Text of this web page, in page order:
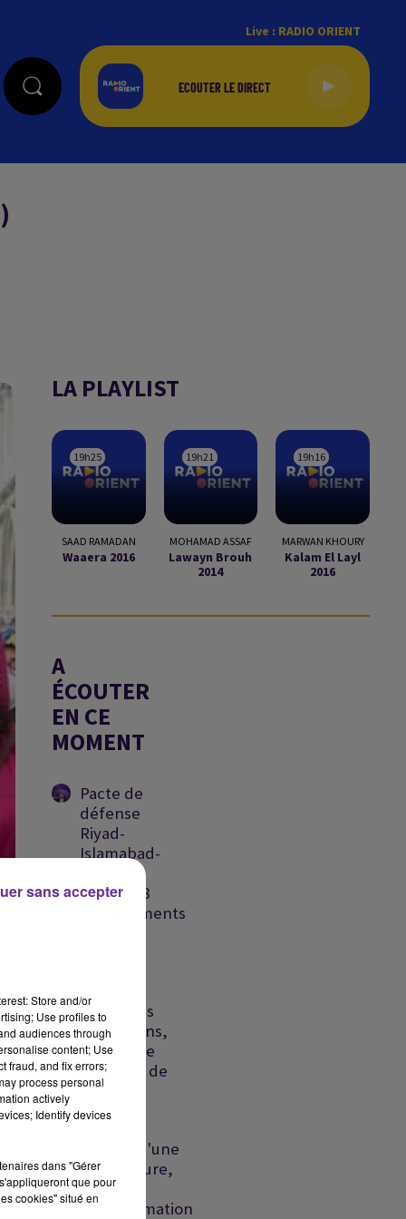
Live : RADIO ORIENT
LA PLAYLIST
19h25
19h25
SAAD RAMADAN
Waaera 2016
19h21
19h21
MOHAMAD ASSAF
Lawayn Brouh
2014
19h16
19h16
MARWAN KHOURY
Kalam El Layl
2016
A
ÉCOUTER
EN CE
MOMENT
Pacte de
défense
Riyad-
Islamabad-
France : 8
départements
échec des
discussions,
un proche
présumé de
la DZ...
l'espoir d'une
réouverture,
Ceuta : la
désinformation
Store and/or
Use profiles to
audiences through
content; Use
fraud, and fix errors;
process personal
actively
Identify devices
dans "Gérer
que pour
cookies" situé en
sans accepter